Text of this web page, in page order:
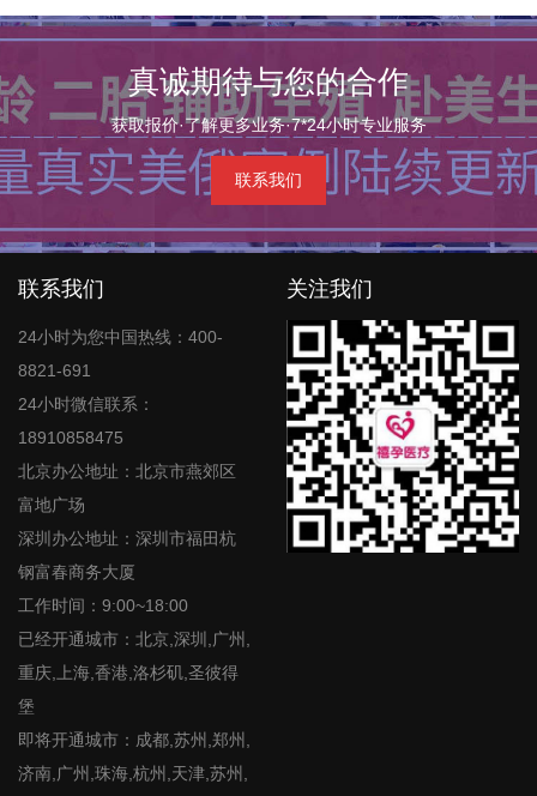
真诚期待与您的合作
获取报价·了解更多业务·7*24小时专业服务
联系我们
联系我们
24小时为您中国热线：400-
8821-691
24小时微信联系：
18910858475
北京办公地址：北京市燕郊区
富地广场
深圳办公地址：深圳市福田杭
钢富春商务大厦
工作时间：9:00~18:00
已经开通城市：北京,深圳,广州,
重庆,上海,香港,洛杉矶,圣彼得
堡
即将开通城市：成都,苏州,郑州,
济南,广州,珠海,杭州,天津,苏州,
关注我们